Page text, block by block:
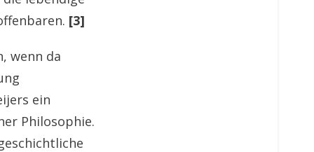
[3]
wenn da
ein
Philosophie.